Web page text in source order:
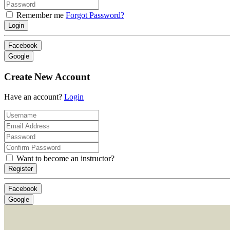
Remember me Forgot Password?
Login
Facebook
Google
Create New Account
Have an account? Login
Want to become an instructor?
Register
Facebook
Google